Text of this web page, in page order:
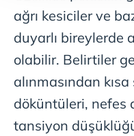
takdirde, kullanıcılara
gösterilmeyecektir."
Sizlere daha iyi bir
Sitemizde kendimize ve
kullanılmaktadır. Bu
verileriniz işlenmekte
toplumu hizmetlerinin
ağrı kesiciler ve
duyarlı bireylerde
olabilir. Belirtiler
alınmasından
döküntüleri, nefes
tansiyon